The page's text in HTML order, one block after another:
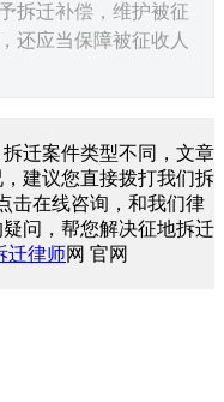
拆迁补偿，维护被征
还应当保障被征收人
迁案件类型不同，文章
建议您直接拨打我们拆
击在线咨询，和我们律
问，帮您解决征地拆迁
迁律师网 官网